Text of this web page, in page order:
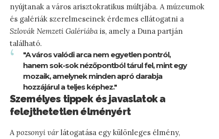
nyújtanak a város arisztokratikus múltjába. A múzeumok
és galériák szerelmeseinek érdemes ellátogatni a
Szlovák Nemzeti Galériába is, amely a Duna partján
található.
"A város valódi arca nem egyetlen pontról,
hanem sok-sok nézőpontból tárul fel, mint egy
mozaik, amelynek minden apró darabja
hozzájárul a teljes képhez."
Személyes tippek és javaslatok a
felejthetetlen élményért
A pozsonyi vár látogatása egy különleges élmény,